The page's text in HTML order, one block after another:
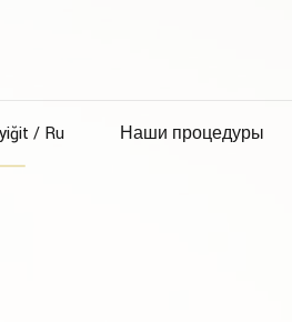
/ Ru Наши процедуры